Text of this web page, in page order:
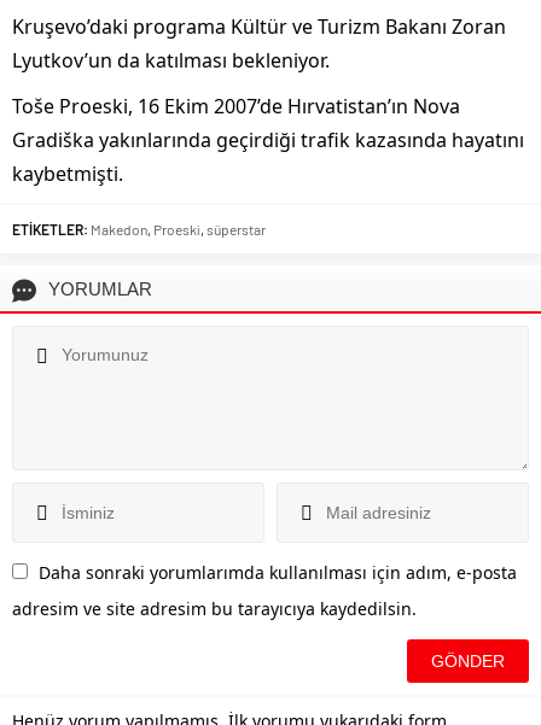
Kruşevo’daki programa Kültür ve Turizm Bakanı Zoran
Lyutkov’un da katılması bekleniyor.
Toše Proeski, 16 Ekim 2007’de Hırvatistan’ın Nova
Gradiška yakınlarında geçirdiği trafik kazasında hayatını
kaybetmişti.
ETİKETLER: Makedon Proeski süperstar
YORUMLAR
Daha sonraki yorumlarımda kullanılması için adım, e-posta
adresim ve site adresim bu tarayıcıya kaydedilsin.
Henüz yorum yapılmamış. İlk yorumu yukarıdaki form